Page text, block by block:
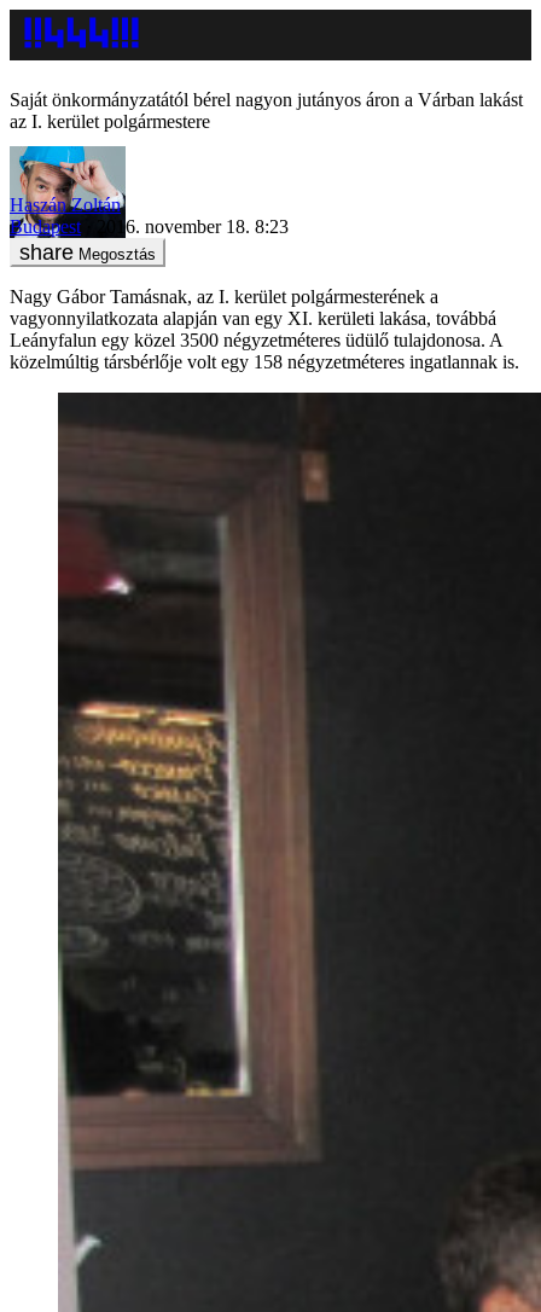
Saját önkormányzatától bérel nagyon jutányos áron a Várban lakást
az I. kerület polgármestere
Haszán Zoltán
Budapest
2016. november 18. 8:23
Megosztás
Nagy Gábor Tamásnak, az I. kerület polgármesterének a
vagyonnyilatkozata alapján van egy XI. kerületi lakása, továbbá
Leányfalun egy közel 3500 négyzetméteres üdülő tulajdonosa. A
közelmúltig társbérlője volt egy 158 négyzetméteres ingatlannak is.